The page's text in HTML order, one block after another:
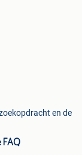
en de
FAQ